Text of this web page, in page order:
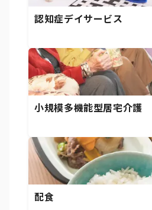
認知症デイサービス
小規模多機能型居宅介護
配食